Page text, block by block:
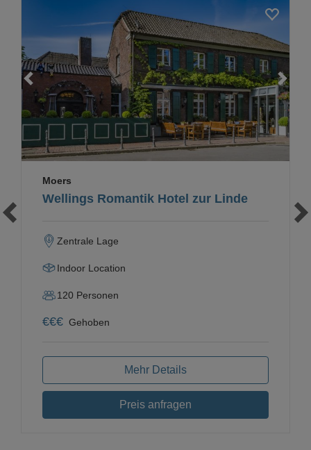
Wellings Romantik Hotel zur Linde
Moers
Zentrale Lage
Indoor Location
120 Personen
€€€ Gehoben
Mehr Details
Preis anfragen